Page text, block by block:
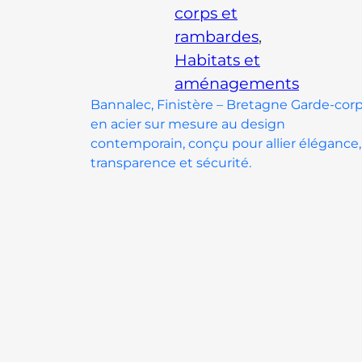
corps et
rambardes
Habitats et
aménagements
Bannalec, Finistère – Bretagne Garde-
en acier sur mesure au design
contemporain, conçu pour allier élégance,
transparence et sécurité.